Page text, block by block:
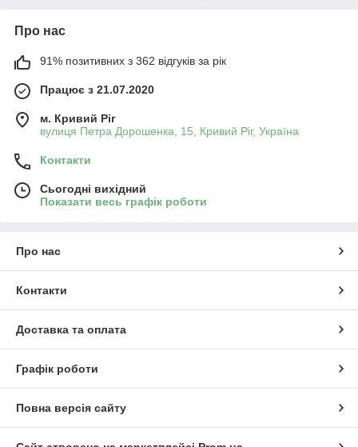
Про нас
91% позитивних з 362 відгуків за рік
Працює з 21.07.2020
м. Кривий Ріг
вулиця Петра Дорошенка, 15, Кривий Ріг, Україна
Контакти
Сьогодні вихідний
Показати весь графік роботи
Про нас
Контакти
Доставка та оплата
Графік роботи
Повна версія сайту